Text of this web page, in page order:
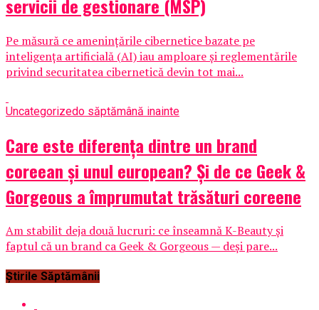
servicii de gestionare (MSP)
Pe măsură ce amenințările cibernetice bazate pe
inteligența artificială (AI) iau amploare și reglementările
privind securitatea cibernetică devin tot mai...
Uncategorizedo săptămână inainte
Care este diferența dintre un brand
coreean și unul european? Și de ce Geek &
Gorgeous a împrumutat trăsături coreene
Am stabilit deja două lucruri: ce înseamnă K-Beauty și
faptul că un brand ca Geek & Gorgeous — deși pare...
Știrile Săptămânii